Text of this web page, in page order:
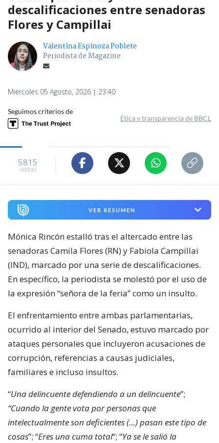
descalificaciones entre senadoras
Flores y Campillai
Valentina Espinoza Poblete
Periodista de Magazine
Miércoles 05 Agosto, 2026 | 23:40
Seguimos criterios de
Ética y transparencia de BBCL
5815
visitas
VER RESUMEN
Mónica Rincón estalló tras el altercado entre las
senadoras Camila Flores (RN) y Fabiola Campillai
(IND), marcado por una serie de descalificaciones.
En específico, la periodista se molestó por el uso de
la expresión “señora de la feria” como un insulto.
El enfrentamiento entre ambas parlamentarias,
ocurrido al interior del Senado, estuvo marcado por
ataques personales que incluyeron acusaciones de
corrupción, referencias a causas judiciales,
familiares e incluso insultos.
“Una delincuente defendiendo a un delincuente”;
“Cuando la gente vota por personas que
intelectualmente son deficientes (…) pasan este tipo de
cosas”; “Eres una cuma total“; “Ya se le salió la